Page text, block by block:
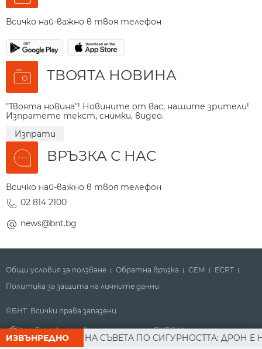
Всичко най-важно в твоя телефон
ТВОЯТА НОВИНА
"Твоята новина"! Новините от вас, нашите зрители!
Изпратете текст, снимки, видео.
Изпрати
ВРЪЗКА С НАС
Всичко най-важно в твоя телефон
02 814 2100
news@bnt.bg
ИЗВЪНРЕДНОНА СЪВЕТА ПО СИГУРНОСТТА: ДРОН Е
Общи условия за ползване Обратна връзка СЕМ
ECPT
Политика за защита на личните данни
©БНТ. Всички права запазени
Гледайте новините за деня на БНТ в Метрото